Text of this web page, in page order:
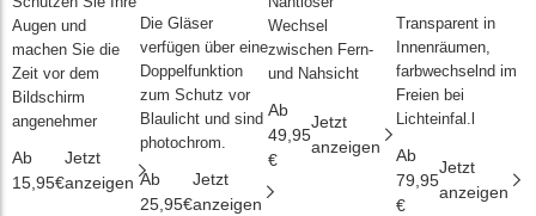
Augen und
machen Sie die
Zeit vor dem
Bildschirm
angenehmer
Ab
15,95€
Jetzt
anzeigen
Die Gläser
verfügen über eine
Doppelfunktion
zum Schutz vor
Blaulicht und sind
photochrom.
Ab
25,95€
Jetzt
anzeigen
Wechsel
zwischen Fern-
und Nahsicht
Ab
49,95
€
Jetzt
anzeigen
Transparent in
Innenräumen,
farbwechselnd im
Freien bei
Lichteinfal.l
Ab
79,95
€
Jetzt
anzeigen